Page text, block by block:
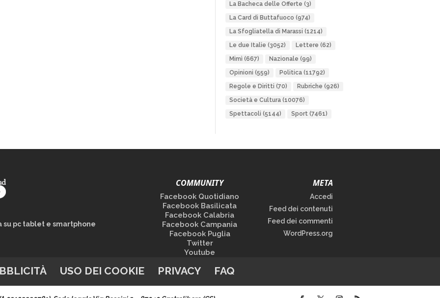
La Bacheca delle Offerte (3)
La Card di Buttafuoco (974)
La Sfogliatella di Marassi (1214)
Le due Italie (3052) Lettere (62)
Mimì (667) Nazionale (99)
Opinioni (559) Politica(11792)
Regole e Diritti (70) Rubriche (926)
Società e Cultura(10076)
Spettacoli (5144) Sport(7461)
pc tablet e smartphone
COMMUNITY
Facebook Quotidiano
Facebook Basilicata
Facebook Calabria
Facebook Campania
Facebook Puglia
Twitter
Youtube
META
Accedi
Feed dei contenuti
Feed dei commenti
WordPress.org
USO DEI COOKIE PRIVACY FAQ